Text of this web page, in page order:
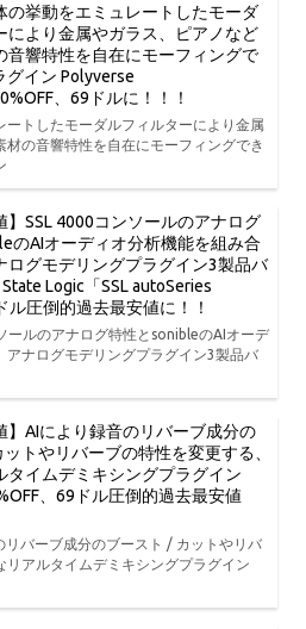
の挙動をエミュレートしたモーダ
により金属やガラス、ピアノなど
音響特性を自在にモーフィングで
グイン Polyverse
、69ドルに！！！
ートしたモーダルフィルターにより金属
の音響特性を自在にモーフィングでき
】SSL 4000コンソールのアナログ
のAIオーディオ分析機能を組み合
ログモデリングプラグイン3製品バ
Logic「SSL autoSeries
圧倒的過去最安値に！！
ールのアナログ特性とsonibleのAIオーデ
アナログモデリングプラグイン3製品バ
】AIにより録音のリバーブ成分の
トやリバーブの特性を変更する、
タイムデミキシングプラグイン
、69ドル圧倒的過去最安値
リバーブ成分のブースト / カットやリバ
リアルタイムデミキシングプラグイン